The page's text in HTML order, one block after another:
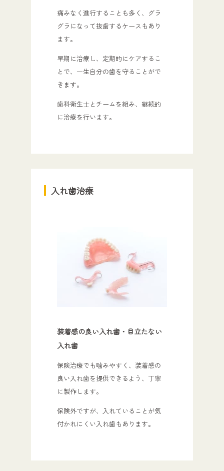
痛みなく進行することも多く、グラ
グラになって抜歯するケースもあり
ます。
早期に治療し、定期的にケアするこ
とで、一生自分の歯を守ることがで
きます。
歯科衛生士とチームを組み、継続的
に治療を行います。
入れ歯治療
装着感の良い入れ歯・目立たない
入れ歯
保険治療でも噛みやすく、装着感の
良い入れ歯を提供できるよう、丁寧
に製作します。
保険外ですが、入れていることが気
付かれにくい入れ歯もあります。